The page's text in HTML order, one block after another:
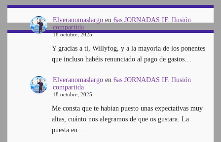
Elveranomaslargoen 6as JORNADAS IF. Ilusión
compartida
18 octubre, 2025
Y gracias a ti, Willyfog, y a la mayoría de los ponentes
que incluso habéis renunciado al pago de gastos…
Elveranomaslargoen 6as JORNADAS IF. Ilusión
compartida
18 octubre, 2025
Me consta que te habían puesto unas expectativas muy
altas, cuánto nos alegramos de que os gustara. La
puesta en…